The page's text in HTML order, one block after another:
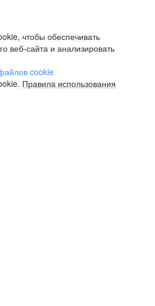
чтобы обеспечивать
веб-сайта и анализировать
cookie
Правила использования